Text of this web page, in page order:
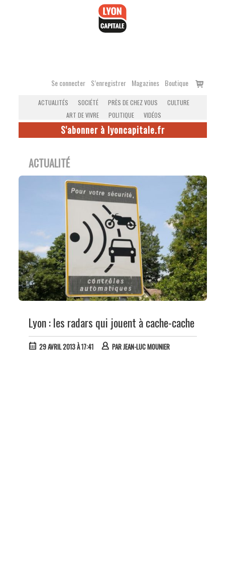
Se connecter S’enregistrer Magazines Boutique
Voir
ACTUALITÉS SOCIÉTÉ PRÈS DE CHEZ VOUS
CULTURE
ART DE VIVRE
POLITIQUE VIDÉOS
S'abonner à lyoncapitale.fr
ACTUALITÉ
Lyon : les radars qui jouent à cache-cache
29 AVRIL 2013 À 17:41 PARJEAN-LUC MOUNIER